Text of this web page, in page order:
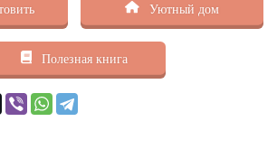
Уютный дом
Полезная книга